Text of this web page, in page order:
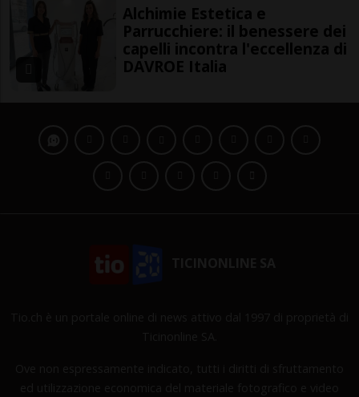
Alchimie Estetica e
Parrucchiere: il benessere dei
capelli incontra l'eccellenza di
DAVROE Italia